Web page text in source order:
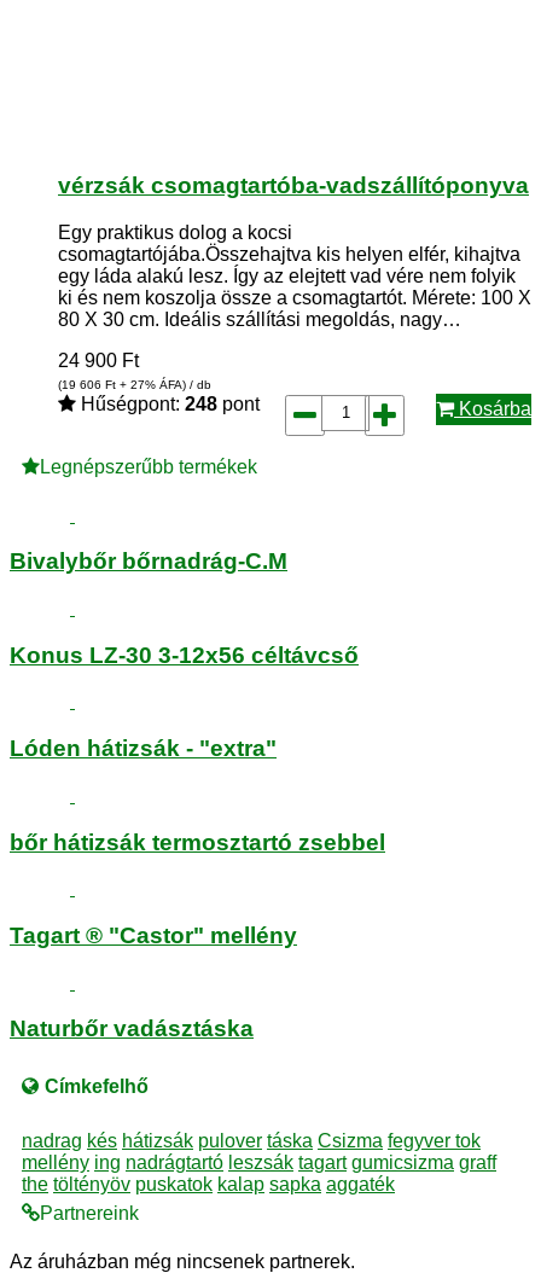
vérzsák csomagtartóba-vadszállítóponyva
Egy praktikus dolog a kocsi
csomagtartójába.Összehajtva kis helyen elfér, kihajtva
egy láda alakú lesz. Így az elejtett vad vére nem folyik
ki és nem koszolja össze a csomagtartót. Mérete: 100 X
80 X 30 cm. Ideális szállítási megoldás, nagy…
24 900 Ft
(19 606 Ft + 27% ÁFA) / db
Hűségpont: 248 pont Kosárba
Legnépszerűbb termékek
Bivalybőr bőrnadrág-C.M
Konus LZ-30 3-12x56 céltávcső
Lóden hátizsák - "extra"
bőr hátizsák termosztartó zsebbel
Tagart ® "Castor" mellény
Naturbőr vadásztáska
Címkefelhő
nadrag kés hátizsák pulover táska Csizma fegyver tok
mellény ing nadrágtartó leszsák tagart gumicsizma graff
the töltényöv puskatok kalap sapka aggaték
Partnereink
Az áruházban még nincsenek partnerek.